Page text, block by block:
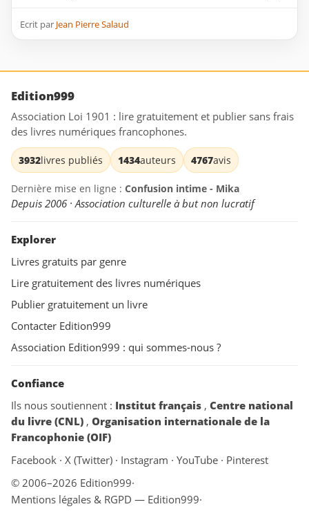
Ecrit par Jean Pierre Salaud
Edition999
Association Loi 1901 : lire gratuitement et publier sans frais
des livres numériques francophones.
3932livres publiés 1434auteurs 4767avis
Dernière mise en ligne : Confusion intime - Mika
Depuis 2006 · Association culturelle à but non lucratif
Explorer
Livres gratuits par genre
Lire gratuitement des livres numériques
Publier gratuitement un livre
Contacter Edition999
Association Edition999 : qui sommes-nous ?
Confiance
Ils nous soutiennent : Institut français , Centre national
du livre (CNL) , Organisation internationale de la
Francophonie (OIF)
Facebook · X (Twitter) · Instagram · YouTube · Pinterest
© 2006–2026 Edition999·
Mentions légales & RGPD — Edition999·